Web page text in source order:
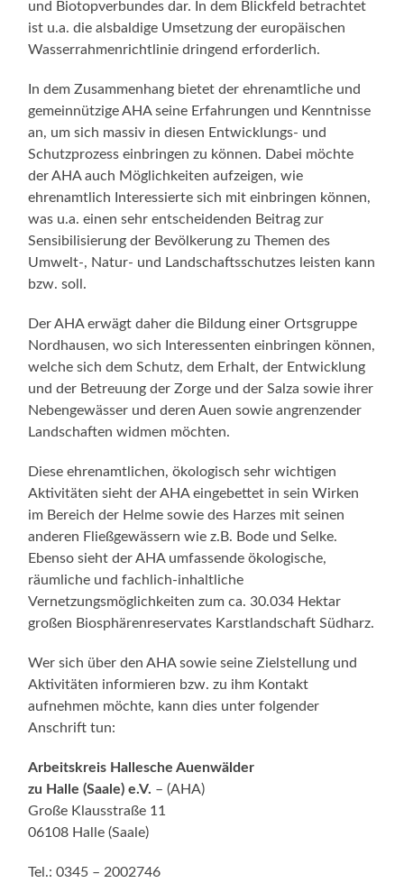
und Biotopverbundes dar. In dem Blickfeld betrachtet
ist u.a. die alsbaldige Umsetzung der europäischen
Wasserrahmenrichtlinie dringend erforderlich.
In dem Zusammenhang bietet der ehrenamtliche und
gemeinnützige AHA seine Erfahrungen und Kenntnisse
an, um sich massiv in diesen Entwicklungs- und
Schutzprozess einbringen zu können. Dabei möchte
der AHA auch Möglichkeiten aufzeigen, wie
ehrenamtlich Interessierte sich mit einbringen können,
was u.a. einen sehr entscheidenden Beitrag zur
Sensibilisierung der Bevölkerung zu Themen des
Umwelt-, Natur- und Landschaftsschutzes leisten kann
bzw. soll.
Der AHA erwägt daher die Bildung einer Ortsgruppe
Nordhausen, wo sich Interessenten einbringen können,
welche sich dem Schutz, dem Erhalt, der Entwicklung
und der Betreuung der Zorge und der Salza sowie ihrer
Nebengewässer und deren Auen sowie angrenzender
Landschaften widmen möchten.
Diese ehrenamtlichen, ökologisch sehr wichtigen
Aktivitäten sieht der AHA eingebettet in sein Wirken
im Bereich der Helme sowie des Harzes mit seinen
anderen Fließgewässern wie z.B. Bode und Selke.
Ebenso sieht der AHA umfassende ökologische,
räumliche und fachlich-inhaltliche
Vernetzungsmöglichkeiten zum ca. 30.034 Hektar
großen Biosphärenreservates Karstlandschaft Südharz.
Wer sich über den AHA sowie seine Zielstellung und
Aktivitäten informieren bzw. zu ihm Kontakt
aufnehmen möchte, kann dies unter folgender
Anschrift tun:
Arbeitskreis Hallesche Auenwälder
zu Halle (Saale) e.V. – (AHA)
Große Klausstraße 11
06108 Halle (Saale)
Tel.: 0345 – 2002746